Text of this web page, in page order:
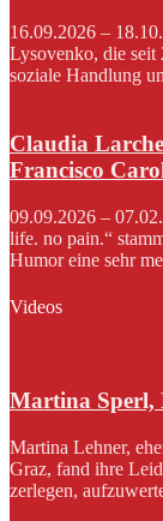
16.09.2026 –
Lysovenko, die seit
soziale Handlung
Claudia
Francisco
09.09.2026 –
life. no pain.“
Humor eine sehr
Videos
Martina Sperl,
Martina Lehner,
Graz, fand ihre
zerlegen,